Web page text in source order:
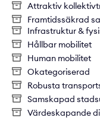
Attraktiv
Framtidssäkrad
Infrastruktur &
Hållbar mobilitet
Human mobilitet
Okategoriserad
Robusta
Samskapad
Värdeskapande